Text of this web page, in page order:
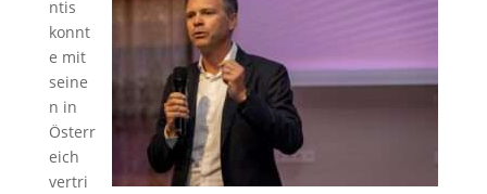
ntis
konnt
e mit
seine
n in
Österr
eich
vertri